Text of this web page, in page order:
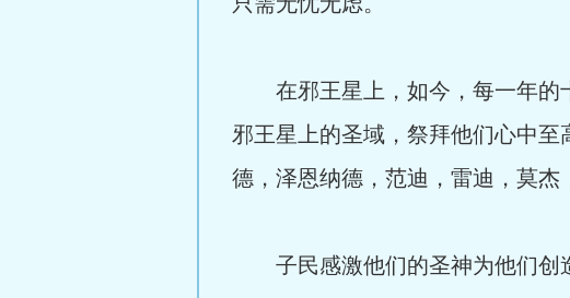
在邪王星上，如今，每一年的
邪王星上的圣域，祭拜他们心中
德，泽恩纳德，范迪，雷迪，莫
子民感激他们的圣神为他们创